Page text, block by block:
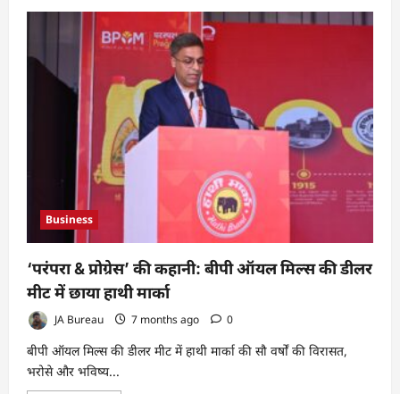
बीपी
ऑयल
मिल्स
ने
वर्षों
के
भरोसे
जश्न
मनाया,
हाथी
मार्का
बना
आकर्षण
Business
‘परंपरा & प्रोग्रेस’ की कहानी: बीपी ऑयल मिल्स की डीलर
मीट में छाया हाथी मार्का
JA Bureau 7 months ago 0
बीपी ऑयल मिल्स की डीलर मीट में हाथी मार्का की सौ वर्षों की विरासत,
भरोसे और भविष्य...